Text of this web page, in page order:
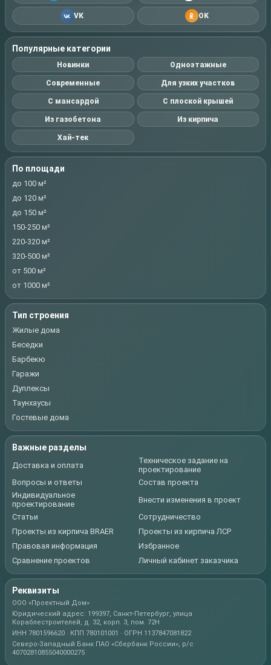
VK OK
Популярные категории
Новинки Одноэтажные
Современные Для узких участков
С мансардой С плоской крышей
Из газобетона Из кирпича
Хай-тек
По площади
до 100 м²
до 120 м²
до 150 м²
150-250 м²
220-320 м²
320-500 м²
от 500 м²
от 1000 м²
Тип строения
Жилые дома
Беседки
Барбекю
Гаражи
Дуплексы
Таунхаусы
Гостевые дома
Важные разделы
Доставка и оплата
Техническое задание на
проектирование
Вопросы и ответы
Состав проекта
Индивидуальное
проектирование
Внести изменения в проект
Статьи
Сотрудничество
Проекты из кирпича BRAER
Проекты из кирпича ЛСР
Правовая информация
Избранное
Сравнение проектов
Личный кабинет заказчика
Реквизиты
ООО «Проектный Дом»
Юридический адрес: 199397, Санкт-Петербург, улица
Кораблестроителей, д. 32, корп. 3, пом. 72Н
ИНН 7801596620 · КПП 780101001 · ОГРН 1137847081822
Северо-Западный Банк ПАО «Сбербанк России», р/с
40702810855040000275